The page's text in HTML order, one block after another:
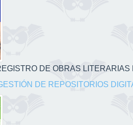
DE OBRAS LITERARIAS
DE REPOSITORIOS